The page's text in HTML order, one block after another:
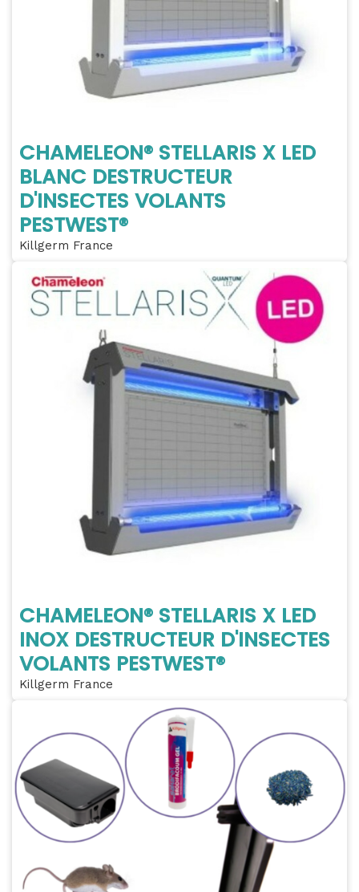
CHAMELEON® STELLARIS X LED
BLANC DESTRUCTEUR
D'INSECTES VOLANTS
PESTWEST®
Killgerm France
CHAMELEON® STELLARIS X LED
INOX DESTRUCTEUR D'INSECTES
VOLANTS PESTWEST®
Killgerm France